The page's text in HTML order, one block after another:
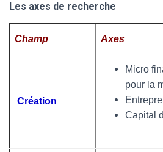
Les axes de recherche
Champ Axes
Création
Micro
pour la
Capital